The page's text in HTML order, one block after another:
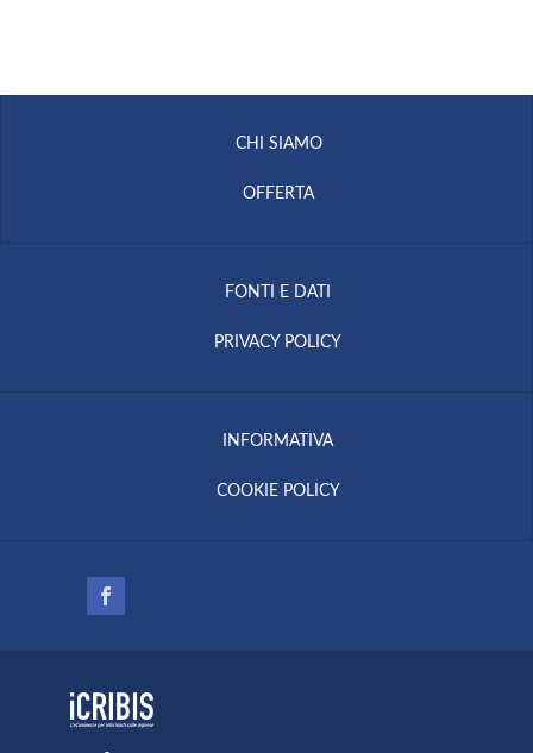
CHI SIAMO
OFFERTA
FONTI E DATI
PRIVACY POLICY
INFORMATIVA
COOKIE POLICY